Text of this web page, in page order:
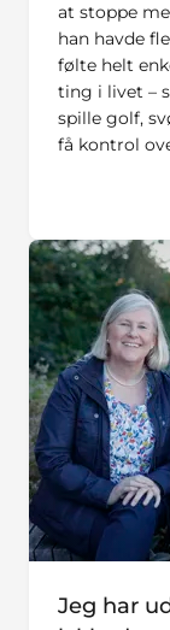
at stoppe
han havde
følte helt
ting i livet –
spille golf,
få kontrol
Jeg har